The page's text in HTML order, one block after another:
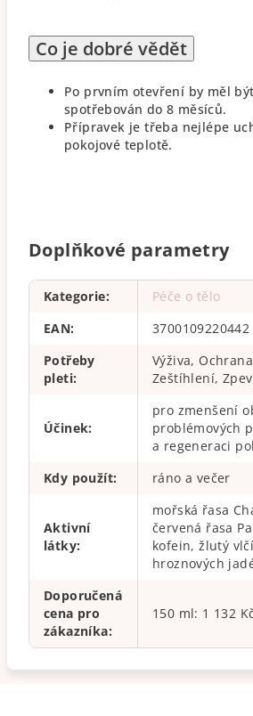
Co je dobré vědět
Po prvním otevření by měl
spotřebován do 8 měsíců.
Přípravek je třeba nejlépe
pokojové teplotě.
Doplňkové parametry
Kategorie:
Péče o tělo
EAN:
3700109220442
Potřeby
pleti:
Výživa,
Zeštíhlení,
Účinek:
pro zmenšení
problémových
a regeneraci
Kdy použít: ráno a večer
Aktivní
látky:
mořská řasa
červená řasa
kofein, žlutý
hroznových
Doporučená
cena pro
zákazníka:
150 ml: 1 132